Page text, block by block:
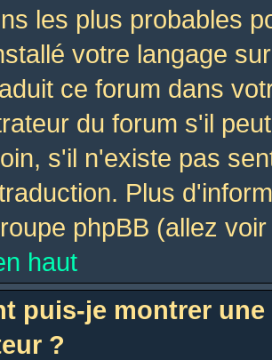
les plus probables
votre langage
ce forum dans
du forum s'il
s'il n'existe pas
Plus
phpBB (allez
haut
puis-je montrer
?